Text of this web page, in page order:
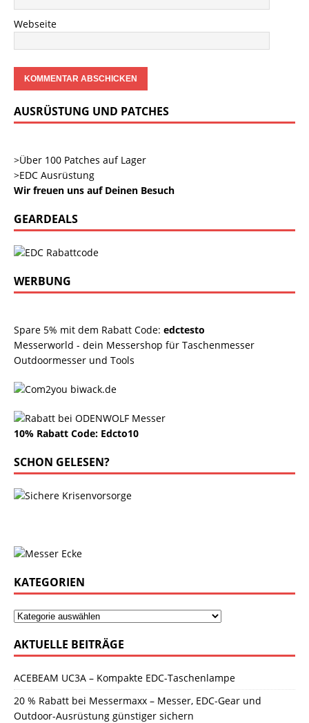
Webseite
AUSRÜSTUNG UND PATCHES
>Über 100 Patches auf Lager
>EDC Ausrüstung
Wir freuen uns auf Deinen Besuch
GEARDEALS
WERBUNG
Spare 5% mit dem Rabatt Code: edctesto
Messerworld - dein Messershop für Taschenmesser
Outdoormesser und Tools
10% Rabatt Code: Edcto10
SCHON GELESEN?
KATEGORIEN
AKTUELLE BEITRÄGE
ACEBEAM UC3A – Kompakte EDC-Taschenlampe
20 % Rabatt bei Messermaxx – Messer, EDC-Gear und
Outdoor-Ausrüstung günstiger sichern